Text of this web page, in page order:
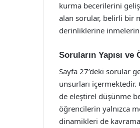
kurma becerilerini
alan sorular, belirli bir
derinliklerine
Soruların Yapısı ve
Sayfa 27’deki sorular
unsurları
de eleştirel düşünme
öğrencilerin yalnızca
dinamikleri de